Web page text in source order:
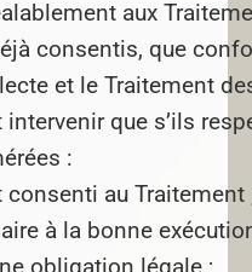
aux
consentis, que
et le Traitement
que s’ils
:
au Traitement
à la bonne
obligation légale ;